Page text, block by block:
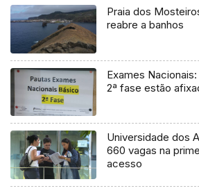
Praia dos
reabre a banhos
Exames
2ª fase estão
Universidade dos
660 vagas na
acesso